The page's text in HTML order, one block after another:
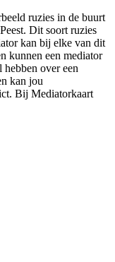
ruzies in de buurt
Dit soort ruzies
kan bij elke van dit
kunnen een mediator
over een
kan jou
Bij Mediatorkaart